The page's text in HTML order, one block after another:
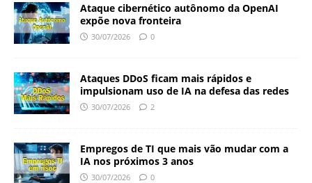
Ataque cibernético autônomo da OpenAI
expõe nova fronteira
30/07/2026 0
Ataques DDoS ficam mais rápidos e
impulsionam uso de IA na defesa das redes
30/07/2026 2
Empregos de TI que mais vão mudar com a
IA nos próximos 3 anos
30/07/2026 0